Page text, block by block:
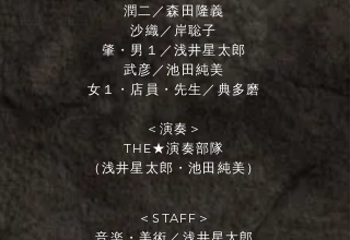
潤二／森田隆義
沙織／岸聡子
肇・男１／浅井星太郎
武彦／池田純美
女１・店員・先生／典多磨
＜演奏＞
THE★演奏部隊
（浅井星太郎・池田純美）
＜STAFF＞